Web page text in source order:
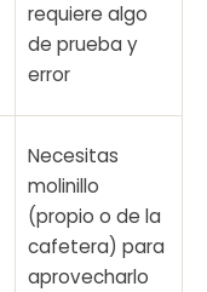
requiere algo
de prueba y
error
Necesitas
molinillo
(propio o de la
cafetera) para
aprovecharlo